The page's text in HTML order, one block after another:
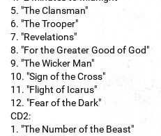
5. "The Clansman"
6. "The Trooper"
7. "Revelations"
8. "For the Greater Good of God"
9. "The Wicker Man"
10. "Sign of the Cross"
11. "Flight of Icarus"
12. "Fear of the Dark"
CD2:
1. "The Number of the Beast"